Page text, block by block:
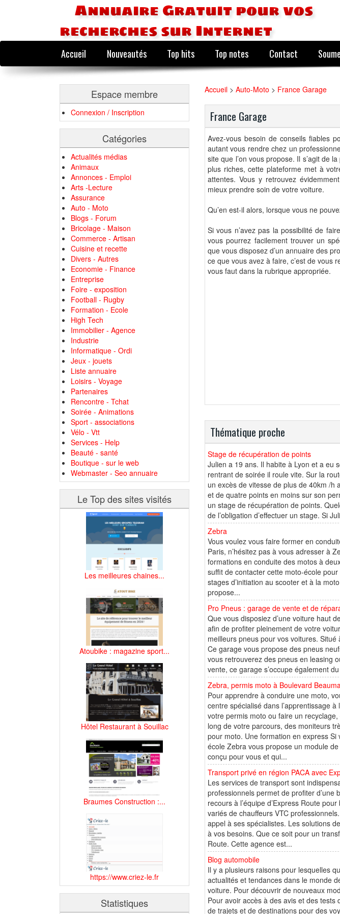
Annuaire Gratuit pour vos
recherches sur Internet
Accueil Nouveautés Top hits Top notes Contact
Espace membre
Connexion / Inscription
Catégories
Actualités médias
Animaux
Annonces - Emploi
Arts -Lecture
Assurance
Auto - Moto
Blogs - Forum
Bricolage - Maison
Commerce - Artisan
Cuisine et recette
Divers - Autres
Economie - Finance
Entreprise
Foire - exposition
Football - Rugby
Formation - Ecole
High Tech
Immobilier - Agence
Industrie
Informatique - Ordi
Jeux - jouets
Liste annuaire
Loisirs - Voyage
Partenaires
Rencontre - Tchat
Soirée - Animations
Sport - associations
Vélo - Vtt
Services - Help
Beauté - santé
Boutique - sur le web
Webmaster - Seo annuaire
Le Top des sites visités
Les meilleures chaines...
Atoubike : magazine sport...
Hôtel Restaurant à Souillac
Braumes Construction :...
https://www.criez-le.fr
Statistiques
Accueil > Auto-Moto > France Garage
France Garage
Avez-vous besoin de conseils fiables
autant vous rendre chez un
site que l’on vous propose. Il s’agit de
plus riches, cette plateforme met à
attentes. Vous y retrouvez
mieux prendre soin de votre voiture.
Qu’en est-il alors, lorsque vous ne
Si vous n’avez pas la possibilité de
vous pourrez facilement trouver un
que vous disposez d’un annuaire des
ce que vous avez à faire, c’est de vous
vous faut dans la rubrique appropriée.
Thématique proche
Stage de récupération de points
Julien a 19 ans. Il habite à Lyon et a eu
rentrant de soirée il roule vite. Sur la
un excès de vitesse de plus de 40km /h
et de quatre points en moins sur son
un stage de récupération de points.
de l’obligation d’effectuer un stage. Si
Zebra
Vous voulez vous faire former en
Paris, n’hésitez pas à vous adresser à
formations en conduite des motos à
suffit de contacter cette moto-école
stages d’initiation au scooter et à la
propose...
Pro Pneus : garage de vente et de
Que vous disposiez d’une voiture haut
afin de profiter pleinement de votre
meilleurs pneus pour vos voitures.
Ce garage vous propose des pneus
vous retrouverez des pneus en leasing
vente, ce garage s’occupe également
Zebra, permis moto à Boulevard
Pour apprendre à conduire une moto,
centre spécialisé dans l’apprentissage
votre permis moto ou faire un
long de votre parcours, des moniteurs
pour moto. Une formation en express
école Zebra vous propose un module
conçu pour vous et qui...
Transport privé en région PACA avec
Les services de transport sont
professionnels permet de profiter
recours à l’équipe d’Express Route
variés de chauffeurs VTC
appel à ses spécialistes. Les solutions
à vos besoins. Que ce soit pour un
Route. Cette agence est...
Blog automobile
Il y a plusieurs raisons pour lesquelles
actualités et tendances dans le monde
voiture. Pour découvrir de nouveaux
Pour avoir accès à des avis et des
de trajets et de destinations pour des